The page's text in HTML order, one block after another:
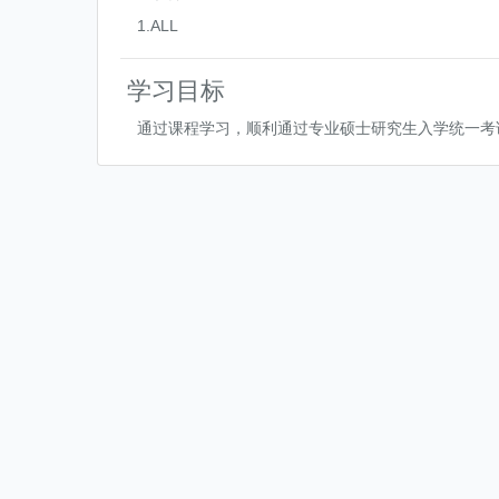
1.ALL
学习目标
通过课程学习，顺利通过专业硕士研究生入学统一考